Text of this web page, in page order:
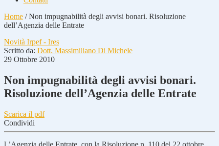
Home /Non impugnabilità degli avvisi bonari. Risoluzione
dell’Agenzia delle Entrate
Novità Irpef - Ires
Scritto da: Dott. Massimiliano Di Michele
29 Ottobre 2010
Non impugnabilità degli avvisi bonari.
Risoluzione dell’Agenzia delle Entrate
Scarica il pdf
Condividi
L’Agenzia delle Entrate, con la Risoluzione n. 110 del 22 ottobre